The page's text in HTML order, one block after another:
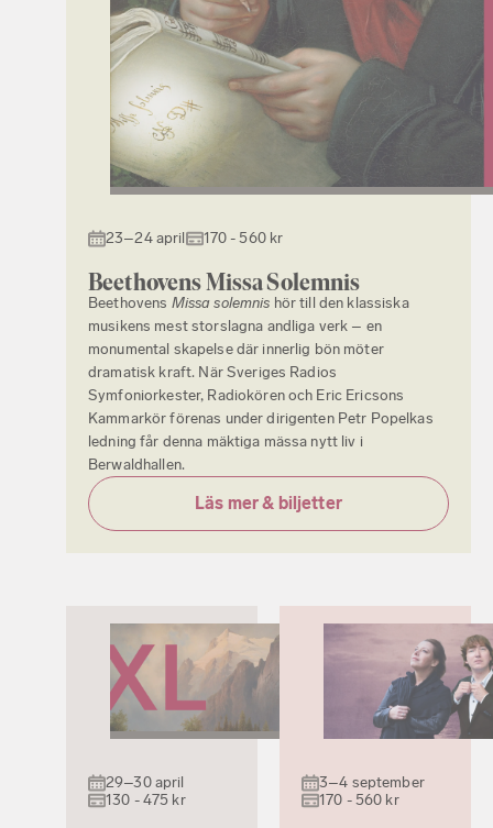
23–24 april 170 - 560 kr
Beethovens Missa Solemnis
Beethovens Missa solemnis hör till den klassiska
musikens mest storslagna andliga verk – en
monumental skapelse där innerlig bön möter
dramatisk kraft. När Sveriges Radios
Symfoniorkester, Radiokören och Eric Ericsons
Kammarkör förenas under dirigenten Petr Popelkas
ledning får denna mäktiga mässa nytt liv i
Berwaldhallen.
Läs mer & biljetter
29–30 april
130 - 475 kr
3–4 september
170 - 560 kr